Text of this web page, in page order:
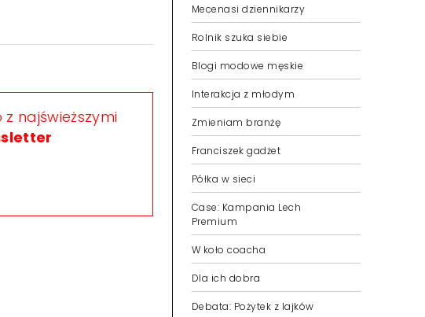
najświeższymi
Mecenasi dziennikarzy
Rolnik szuka siebie
Blogi modowe męskie
Interakcja z młodym
Zmieniam branżę
Franciszek gadżet
Półka w sieci
Case: Kampania Lech
Premium
W koło coacha
Dla ich dobra
Debata: Pożytek z lajków